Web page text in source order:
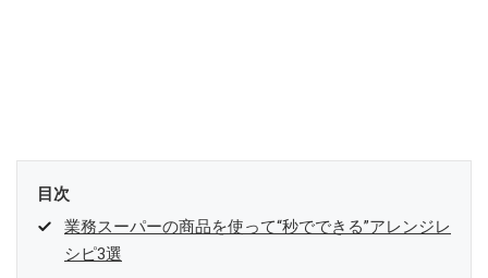
目次
業務スーパーの商品を使って“秒でできる”アレンジレ
シピ3選